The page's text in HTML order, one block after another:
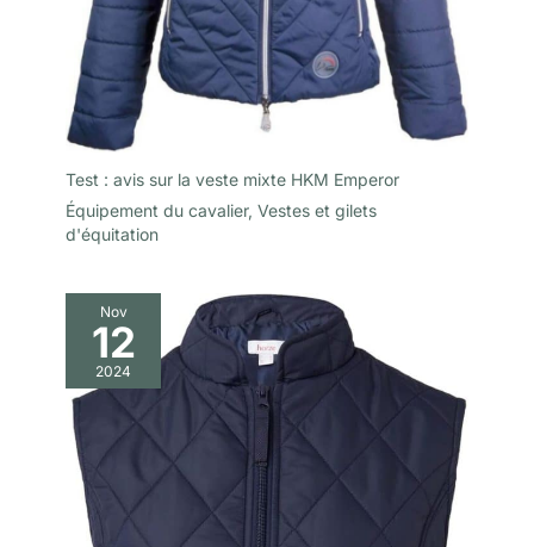
Test : avis sur la veste mixte HKM Emperor
Équipement du cavalier, Vestes et gilets
d'équitation
Nov
12
2024